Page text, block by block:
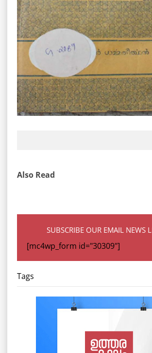
Also Read
SUBSCRIBE OUR EMAIL NEWS
[mc4wp_form id="30309"]
Tags